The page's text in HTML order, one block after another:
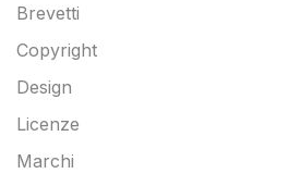
Brevetti
Copyright
Design
Licenze
Marchi